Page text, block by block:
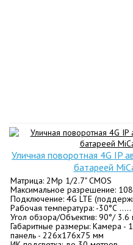
Уличная поворотная 4G IP
батареей
Матрица: 2Mp 1/2.7" CMOS
Максимальное разрешение:
Подключение: 4G LTE
Рабочая температура: -30°С …..
Угол обзора/Объектив: 90°/ 3.6
Габаритные размеры: Камера -
панель - 226х176х75 мм